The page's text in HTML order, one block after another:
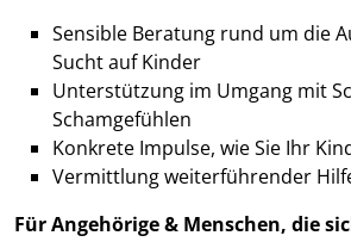
Sensible Beratung rund um die
Sucht auf Kinder
Unterstützung im Umgang mit
Schamgefühlen
Konkrete Impulse, wie Sie Ihr
Vermittlung weiterführender
Für Angehörige & Menschen, die